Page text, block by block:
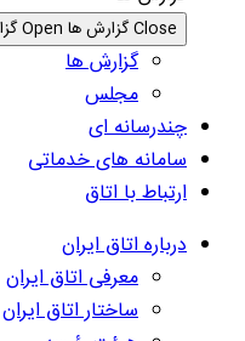
Close گزارش ها Open گزارش ها
گزارش ها
مجلس
چندرسانه ای
سامانه های خدماتی
ارتباط با اتاق
درباره اتاق ایران
معرفی اتاق ایران
ساختار اتاق ایران